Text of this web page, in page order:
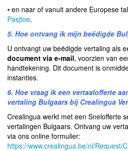
• en naar of vanuit andere Europese
Pasjtoe.
5. Hoe ontvang ik mijn beëdigde
U ontvangt uw beëdigde vertaling als
document via e-mail, voorzien van
handtekening. Dit document is
instanties.
6. Hoe vraag ik een vertaalofferte
vertaling Bulgaars bij Crealingua
Crealingua werkt met een Snelofferte
vertalingen Bulgaars. Ontvang uw
via ons online formulier:
https://www.crealingua.be/nl/Request/